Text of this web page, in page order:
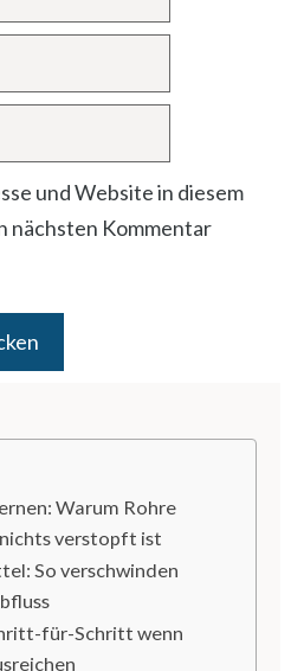
und Website in diesem
nächsten Kommentar
Warum Rohre
verstopft ist
So verschwinden
für-Schritt wenn